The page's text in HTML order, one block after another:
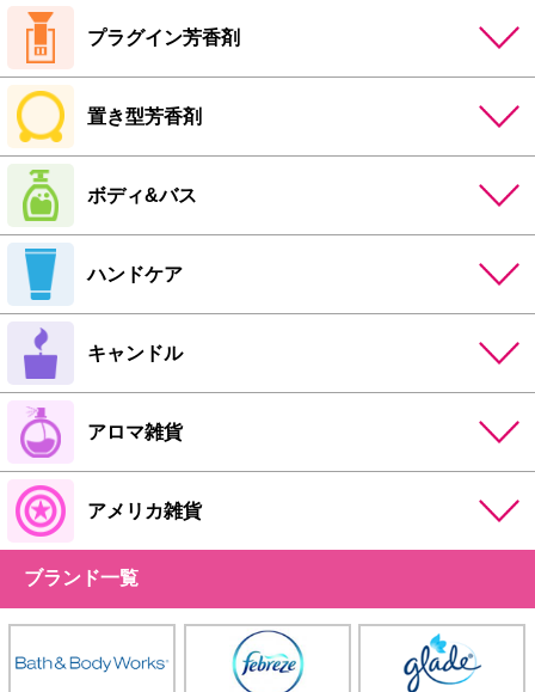
プラグイン芳香剤
置き型芳香剤
ボディ&バス
ハンドケア
キャンドル
アロマ雑貨
アメリカ雑貨
ブランド一覧